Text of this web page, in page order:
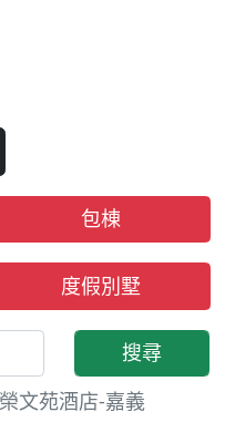
包棟
度假別墅
搜尋
文苑酒店-嘉義